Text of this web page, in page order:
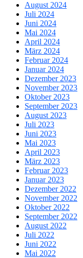
August 2024
Juli 2024
Juni 2024
Mai 2024
April 2024
März 2024
Februar 2024
Januar 2024
Dezember 2023
November 2023
Oktober 2023
September 2023
August 2023
Juli 2023
Juni 2023
Mai 2023
April 2023
März 2023
Februar 2023
Januar 2023
Dezember 2022
November 2022
Oktober 2022
September 2022
August 2022
Juli 2022
Juni 2022
Mai 2022